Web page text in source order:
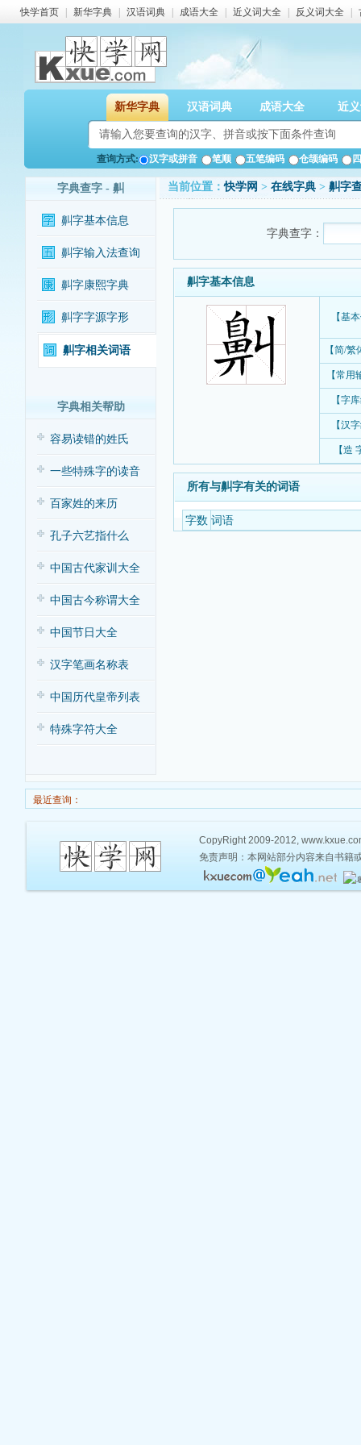
快学首页 新华字典 汉语词典 成语大全 近义词大全 反义词大全
新华字典 汉语词典 成语大全 近
查询方式: 汉字或拼音 笔顺 五笔编码 仓颉编码
字典查字 - 鼼
鼼字基本信息
鼼字输入法查询
鼼字康熙字典
鼼字字源字形
鼼字相关词语
字典相关帮助
容易读错的姓氏
一些特殊字的读音
百家姓的来历
孔子六艺指什么
中国古代家训大全
中国古今称谓大全
中国节日大全
汉字笔画名称表
中国历代皇帝列表
特殊字符大全
当前位置：快学网 > 在线字典 > 鼼字
字典查字：
鼼字基本信息
【基
【简/
【常用
【字
【汉
【造
所有与鼼字有关的词语
字数 词语
最近查询：
CopyRight 2009-2012,
免责声明：本网站部分内容来自书籍